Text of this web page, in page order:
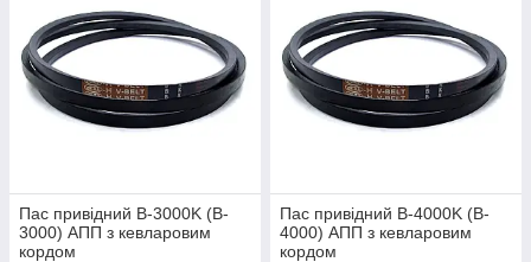
Пас привідний B-3000K (B-
3000) АПП з кевларовим
кордом
Пас привідний B-4000K (B-
4000) АПП з кевларовим
кордом